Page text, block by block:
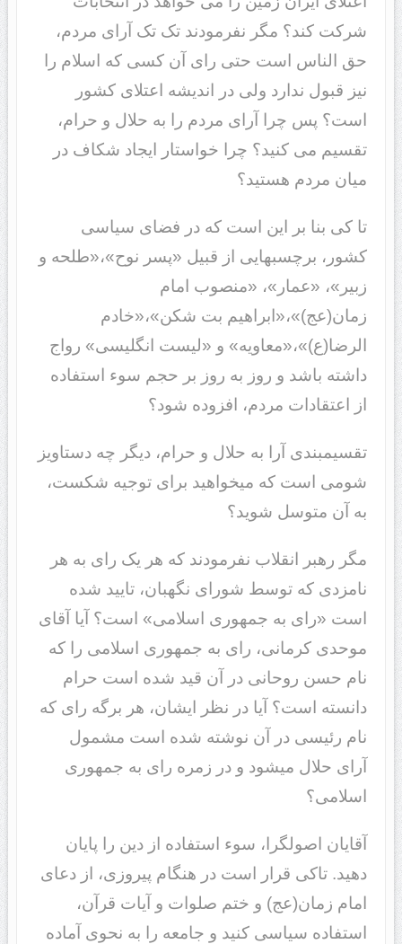
شرکت کند؟ مگر نفرمودند تک تک آرای مردم،
حق الناس است حتی رای آن کسی که اسلام را
نیز قبول ندارد ولی در اندیشه اعتلای کشور
است؟ پس چرا آرای مردم را به حلال و حرام،
تقسیم می کنید؟ چرا خواستار ایجاد شکاف در
میان مردم هستید؟
تا کی بنا بر این است که در فضای سیاسی
کشور، برچسب‎هایی از قبیل «پسر نوح»،«طلحه و
زبیر»، «عمار»، «منصوب امام
زمان(عج)»،«ابراهیم بت شکن»،«خادم
الرضا(ع)»،«معاویه» و «لیست انگلیسی» رواج
داشته باشد و روز به روز بر حجم سوء استفاده
از اعتقادات مردم، افزوده شود؟
تقسیم‎بندی آرا به حلال و حرام، دیگر چه دستاویز
شومی است که می‎خواهید برای توجیه شکست،
به آن متوسل شوید؟
مگر رهبر انقلاب نفرمودند که هر یک رای به هر
نامزدی که توسط شورای نگهبان، تایید شده
است «رای به جمهوری اسلامی» است؟ آیا آقای
موحدی کرمانی، رای به جمهوری اسلامی را که
نام حسن روحانی در آن قید شده است حرام
دانسته است؟ آیا در نظر ایشان، هر برگه رای که
نام رئیسی در آن نوشته شده است مشمول
آرای حلال می‎شود و در زمره رای به جمهوری
اسلامی؟
آقایان اصولگرا، سوء استفاده از دین را پایان
دهید. تاکی قرار است در هنگام پیروزی، از دعای
امام زمان(عج) و ختم صلوات و آیات قرآن،
استفاده سیاسی کنید و جامعه را به نحوی آماده